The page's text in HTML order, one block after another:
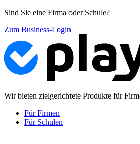
Sind Sie eine Firma oder Schule?
Zum Business-Login
Wir bieten zielgerichtete Produkte für
Für Firmen
Für Schulen